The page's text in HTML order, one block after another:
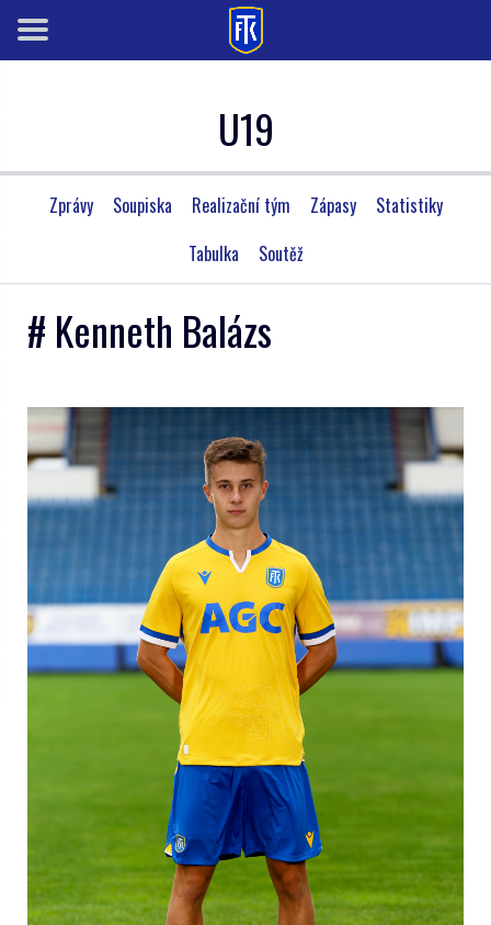
U19
Zprávy Soupiska Realizační tým Zápasy
Statistiky
Tabulka
Soutěž
# Kenneth Balázs